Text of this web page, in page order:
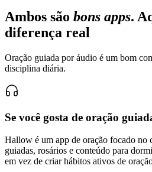
Ambos são bons apps.
diferença real
Oração guiada por áudio é um bom
disciplina diária.
Se você gosta de oração
Hallow é um app de oração focado no
guiadas, rosários e conteúdo para
em vez de criar hábitos ativos de